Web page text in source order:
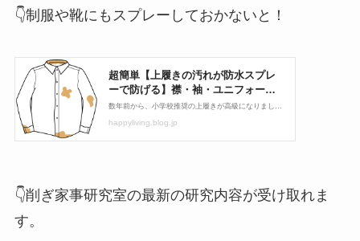
👇制服や靴にもスプレーしておかないと！
👇削ぎ家事研究室の最新の研究内容が受け取れま
す。